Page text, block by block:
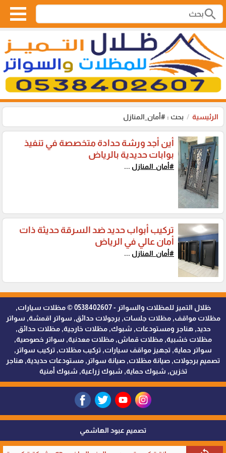
search
الرئيسية بحث : #أمان_المنازل
أين أجد ورشة حدادة متخصصة في تنفيذ
بوابات حديدية بالرياض
#أمان_المنازل ...
تركيب أبواب حديد ضد السرقة حديثة ذات
أمان عالي في الرياض
#أمان_المنازل ...
ظلال التميز للمظلات والسواتر - 0538402607 © مظلات سيارات,
مظلات مواقف, مظلات جلسات, برجولات حدائق, سواتر اقمشة, سواتر
حديد, هناجر ومستودعات, شبوك, مظلات خارجية, مظلات حدائق,
مظلات خشبية, مظلات قماش, مظلات معدنية, سواتر خصوصية,
سواتر حماية, تجهيز مواقف سيارات, تركيب مظلات, تركيب سواتر,
تصميم برجولات, صيانة مظلات, صيانة سواتر, مستودعات حديدية, هناجر
تخزين, شبوك حماية, شبوك زراعية, شبوك أمنية
تصميم عبود الهاشمي